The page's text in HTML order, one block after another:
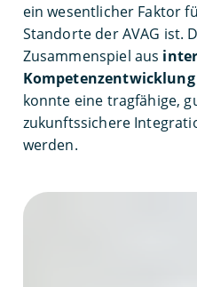
ein wesentlicher Faktor
Standorte der AVAG ist.
Zusammenspiel aus
konnte eine tragfähige,
zukunftssichere
werden.